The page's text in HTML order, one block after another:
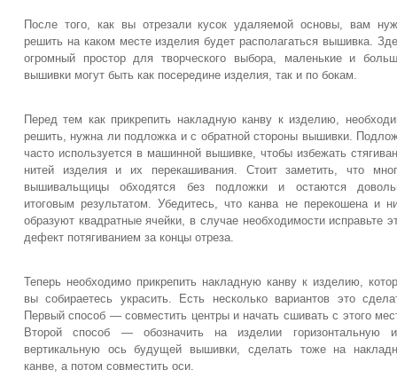
После того, как вы отрезали кусок удаляемой основы, вам
решить на каком месте изделия будет располагаться вышивка.
огромный простор для творческого выбора, маленькие и
вышивки могут быть как посередине изделия, так и по бокам.
Перед тем как прикрепить накладную канву к изделию,
решить, нужна ли подложка и с обратной стороны вышивки.
часто используется в машинной вышивке, чтобы избежать
нитей изделия и их перекашивания. Стоит заметить, что
вышивальщицы обходятся без подложки и остаются
итоговым результатом. Убедитесь, что канва не перекошена и
образуют квадратные ячейки, в случае необходимости исправьте
дефект потягиванием за концы отреза.
Теперь необходимо прикрепить накладную канву к изделию,
вы собираетесь украсить. Есть несколько вариантов это
Первый способ — совместить центры и начать сшивать с этого
Второй способ — обозначить на изделии горизонтальную
вертикальную ось будущей вышивки, сделать тоже на
канве, а потом совместить оси.